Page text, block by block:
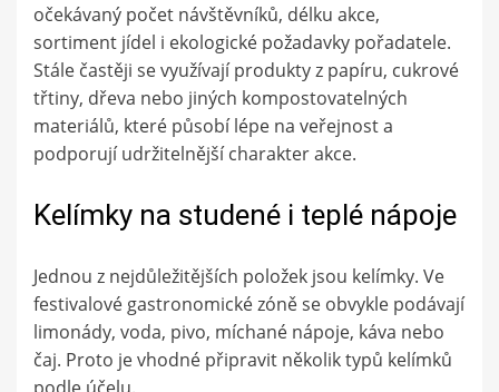
očekávaný počet návštěvníků, délku akce,
sortiment jídel i ekologické požadavky pořadatele.
Stále častěji se využívají produkty z papíru, cukrové
třtiny, dřeva nebo jiných kompostovatelných
materiálů, které působí lépe na veřejnost a
podporují udržitelnější charakter akce.
Kelímky na studené i teplé nápoje
Jednou z nejdůležitějších položek jsou kelímky. Ve
festivalové gastronomické zóně se obvykle podávají
limonády, voda, pivo, míchané nápoje, káva nebo
čaj. Proto je vhodné připravit několik typů kelímků